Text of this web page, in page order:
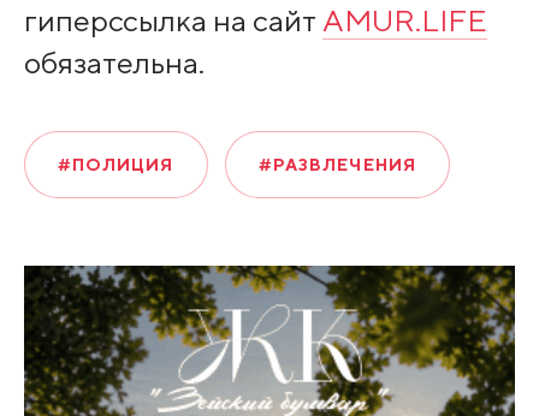
гиперссылка на сайт AMUR.LIFE
обязательна.
#ПОЛИЦИЯ #РАЗВЛЕЧЕНИЯ